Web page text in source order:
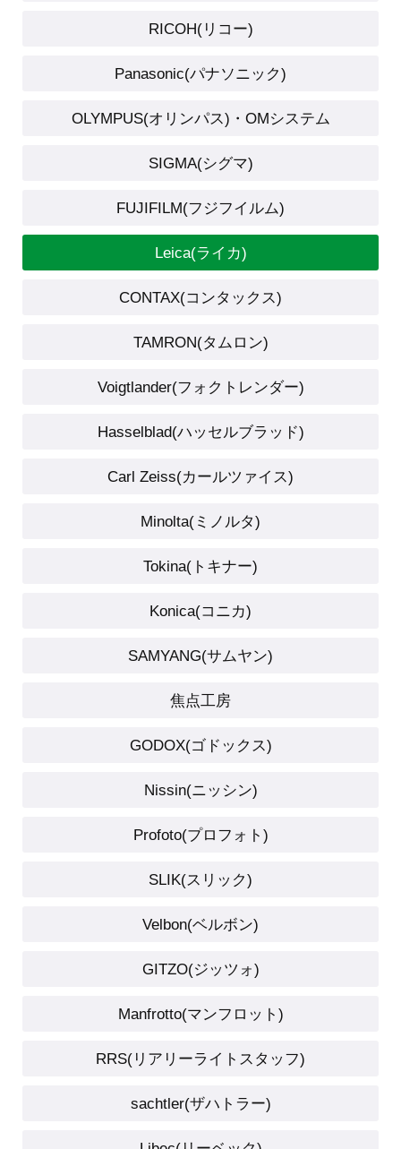
RICOH(リコー)
Panasonic(パナソニック)
OLYMPUS(オリンパス)・OMシステム
SIGMA(シグマ)
FUJIFILM(フジフイルム)
Leica(ライカ)
CONTAX(コンタックス)
TAMRON(タムロン)
Voigtlander(フォクトレンダー)
Hasselblad(ハッセルブラッド)
Carl Zeiss(カールツァイス)
Minolta(ミノルタ)
Tokina(トキナー)
Konica(コニカ)
SAMYANG(サムヤン)
焦点工房
GODOX(ゴドックス)
Nissin(ニッシン)
Profoto(プロフォト)
SLIK(スリック)
Velbon(ベルボン)
GITZO(ジッツォ)
Manfrotto(マンフロット)
RRS(リアリーライトスタッフ)
sachtler(ザハトラー)